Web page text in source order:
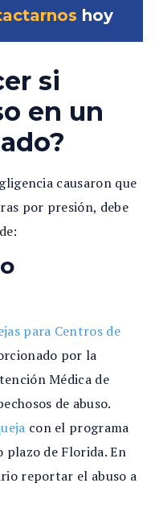
hoy
si
en un
causaron que
por presión, debe
para Centros de
por la
Médica de
de abuso.
con el programa
plazo de Florida. En
reportar el abuso a